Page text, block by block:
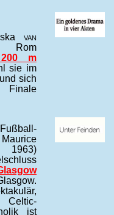
van
m
sie im
sich
1963)
ist